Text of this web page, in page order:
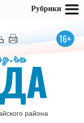
16+
района
Рубрики